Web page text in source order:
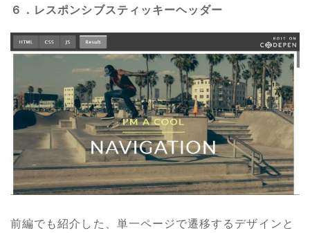
６．レスポンシブスティッキーヘッダー
前編でも紹介した、単一ページで遷移するデザインと